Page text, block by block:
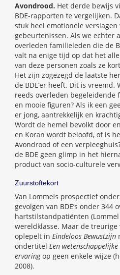
Avondrood. Het derde bewijs
BDE-rapporten te vergelijken.
stuk heel emotionele
gebeurtenissen. Als we echter
overleden familieleden die de
valt na enige tijd op dat het
van deze personen zoals ze
Het zijn zogezegd de laatste
de BDE’er heeft. Dit is
reeds overleden begeleidende
en mooie figuren? Als ik een
er jong, aantrekkelijk en
Wordt de hemel bevolkt door
en Koran wordt beloofd, of is
Avondrood of een
de BDE geen glimp in het
product van socio-culturele
Zuurstoftekort
Van Lommels prospectief
gevolgen van BDE’s onder 344
hartstilstandpatiënten (Lommel
wereldklasse. Maar de
oplepelt in Eindeloos Bewustzijn
ondertitel Een
ervaringop geen enkele wijze
2008).